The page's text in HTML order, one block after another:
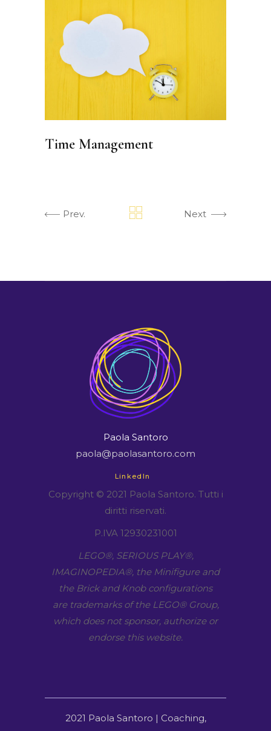
Time Management
Prev. Next
Paola Santoro
paola@paolasantoro.com
LinkedIn
Copyright © 2021 Paola Santoro. Tutti i
diritti riservati.
P.IVA 12930231001
LEGO​®, SERIOUS PLAY​®,
IMAGINOPEDIA​®, the Minifigure and
the Brick and Knob configurations
are trademarks of the LEGO​® Group,
which does not sponsor, authorize or
endorse this website.
2021 Paola Santoro | Coaching,